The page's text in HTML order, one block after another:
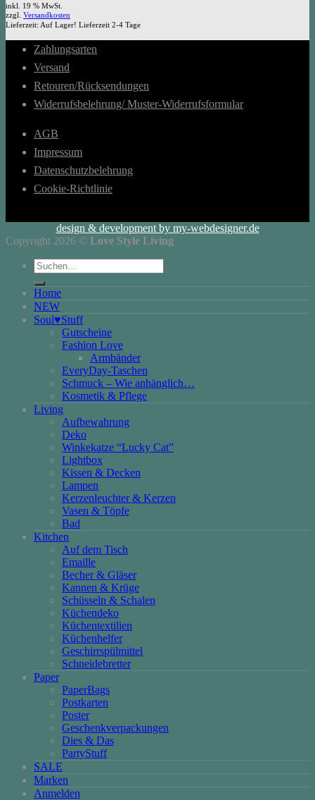
inkl. 19 % MwSt.
zzgl. Versandkosten
Lieferzeit: Auf Lager! Lieferzeit 2-4 Tage
Zahlungsarten
Versand
Retouren/Rücksendungen
Widerrufsbelehrung/ Muster-Widerrufsformular
AGB
Impressum
Datenschutzbelehrung
Cookie-Richtlinie
design & development by my-webdesigner.de
Copyright 2026 © Love Style Living
Suchen
nach:
Home
NEW
Soul♥Stuff
Gutscheine
Fashion Love
Armbänder
EveryDay-Taschen
Schmuck – Wie anhänglich…
Kosmetik & Pflege
Living
Aufbewahrung
Deko
Winkekatze “Lucky Cat”
Lightbox
Kissen & Decken
Lampen
Kerzenleuchter & Kerzen
Vasen & Töpfe
Bad
Kitchen
Auf dem Tisch
Emaille
Becher & Gläser
Kannen & Krüge
Schüsseln & Schalen
Küchendeko
Küchentextilien
Küchenhelfer
Geschirrspülmittel
Schneidebretter
Paper
PaperBags
Postkarten
Poster
Geschenkverpackungen
Dies & Das
PartyStuff
SALE
Marken
Anmelden